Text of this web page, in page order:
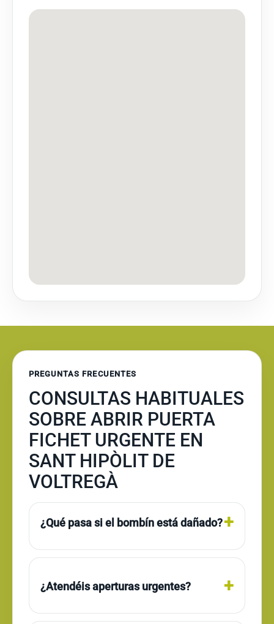
PREGUNTAS FRECUENTES
CONSULTAS HABITUALES
SOBRE ABRIR PUERTA
FICHET URGENTE EN
SANT HIPÒLIT DE
VOLTREGÀ
¿Qué pasa si el bombín está dañado?
¿Atendéis aperturas urgentes?